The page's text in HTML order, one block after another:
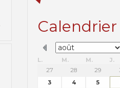
Calendrier
L. M. M. J.
27
28 29
3
4 5